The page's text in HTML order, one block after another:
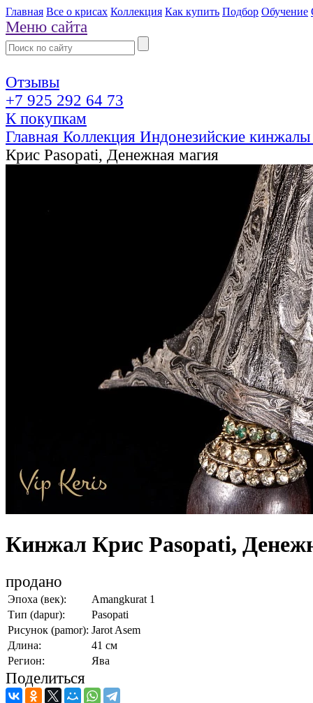
Главная Все о крисах Коллекция Как купить Подбор Обучение
Меню сайта
Отзывы
+7 925 292 64 73
К покупкам
Главная Коллекция Индонезийские
Крис Pasopati, Денежная магия
Кинжал Крис Pasopati,
продано
Эпоха (век):
Amangkurat 1
Тип (dapur):
Pasopati
Рисунок (pamor): Jarot Asem
Длина:
41 см
Регион:
Ява
Поделиться